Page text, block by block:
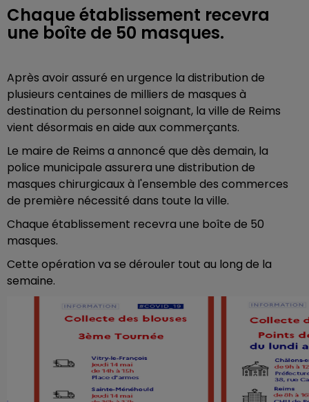
Chaque établissement recevra
une boîte de 50 masques.
Après avoir assuré en urgence la distribution de
plusieurs centaines de milliers de masques à
destination du personnel soignant, la ville de Reims
vient désormais en aide aux commerçants.
Le maire de Reims a annoncé que dès demain, la
police municipale assurera une distribution de
masques chirurgicaux à l'ensemble des commerces
de première nécessité dans toute la ville.
Chaque établissement recevra une boîte de 50
masques.
Cette opération va se dérouler tout au long de la
semaine.